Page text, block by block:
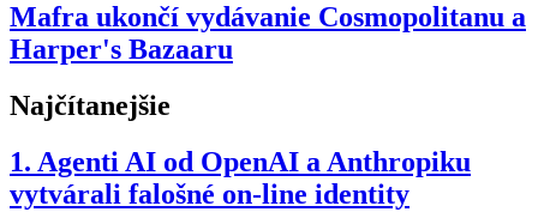
Mafra ukončí vydávanie Cosmopolitanu a
Harper's Bazaaru
Najčítanejšie
1. Agenti AI od OpenAI a Anthropiku
vytvárali falošné on-line identity